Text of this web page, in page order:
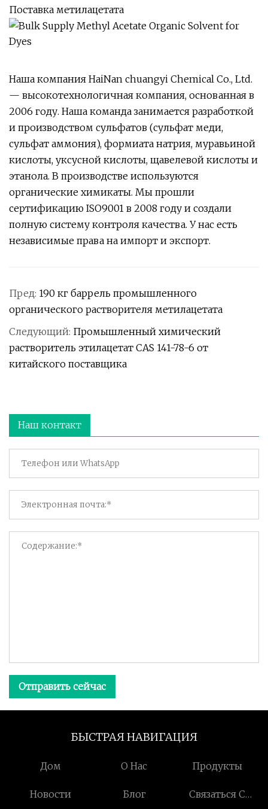
Поставка метилацетата
Наша компания HaiNan chuangyi Chemical Co., Ltd.
— высокотехнологичная компания, основанная в
2006 году. Наша команда занимается разработкой
и производством сульфатов (сульфат меди,
сульфат аммония), формиата натрия, муравьиной
кислоты, уксусной кислоты, щавелевой кислоты и
этанола. В производстве используются
органические химикаты. Мы прошли
сертификацию ISO9001 в 2008 году и создали
полную систему контроля качества. У нас есть
независимые права на импорт и экспорт.
Пред: 190 кг баррель промышленного
органического растворителя метилацетата
Следующий: Промышленный химический
растворитель этилацетат CAS 141-78-6 от
китайского поставщика
Наш контакт
Отправить сейчас
БЫСТРАЯ НАВИГАЦИЯ
Дом О Нас Продукты
Новости Блог
Связаться С